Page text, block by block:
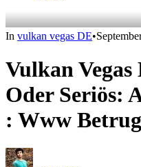
In vulkan vegas DE•
Vulkan
Oder Seriös:
: Www